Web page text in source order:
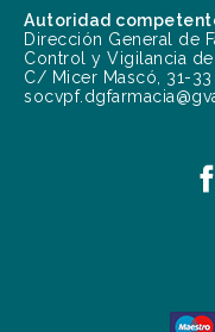
Autoridad
Dirección General de
Control y Vigilancia
C/ Micer Mascó, 31-33